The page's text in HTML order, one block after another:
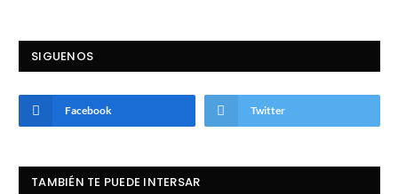
SIGUENOS
Facebook Twitter
TAMBIÉN TE PUEDE INTERSAR